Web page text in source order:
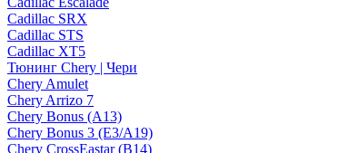
Cadillac SRX
Cadillac STS
Cadillac XT5
Тюнинг Chery | Чери
Chery Amulet
Chery Arrizo 7
Chery Bonus (A13)
Chery Bonus 3 (E3/A19)
Chery CrossEastar (B14)